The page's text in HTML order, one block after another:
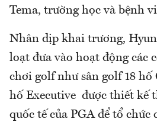
Tema, trường học và bệnh
Nhân dịp khai trương,
loạt đưa vào hoạt động các
chơi golf như sân golf 18 hố
hố Executive được thiết kế
quốc tế của PGA để tổ chức